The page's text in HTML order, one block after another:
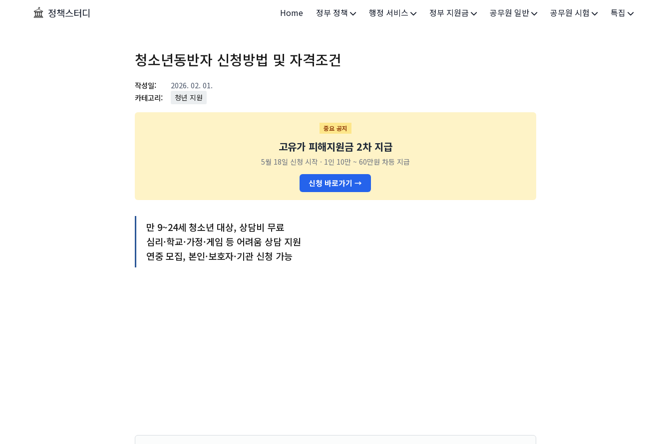
정책스터디 Home 정부 정책
정부 정책
행정 서비스
세무/납부
기타 서비스
정부 지원금 공무원 일반 공무원 시험 특집
청소년동반자 신청방법 및 자격조건
작성일:
2026. 02. 01.
카테고리:
청년 지원
중요 공지
고유가 피해지원금 2차 지급
5월 18일 신청 시작 · 1인 10만 ~ 60만원 차등 지급
신청 바로가기 →
만 9~24세 청소년 대상, 상담비 무료
심리·학교·가정·게임 등 어려움 상담 지원
연중 모집, 본인·보호자·기관 신청 가능